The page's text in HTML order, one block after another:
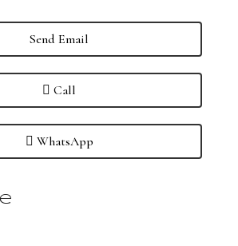
Send Email
Call
WhatsApp